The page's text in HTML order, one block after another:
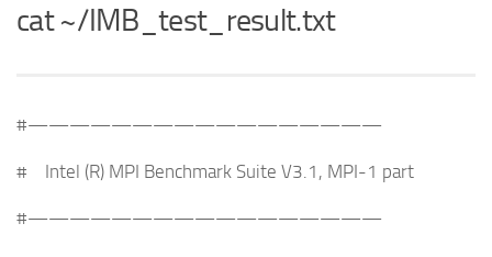
cat ~/IMB_test_result.txt
#—————————————————
# Intel (R) MPI Benchmark Suite V3.1, MPI-1 part
#—————————————————